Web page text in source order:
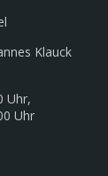
Klauck
Uhr,
Uhr